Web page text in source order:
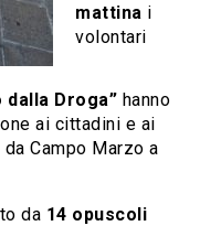
mattina i
volontari
dalla Droga” hanno
ai cittadini e ai
Campo Marzo a
da 14 opuscoli